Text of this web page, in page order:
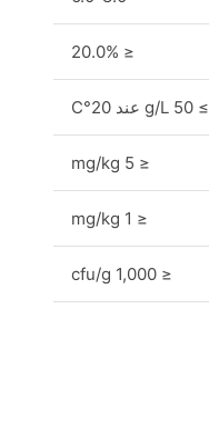
≤ 20.0%
≥ 50 g/L عند 20°C
≤ 5 mg/kg
≤ 1 mg/kg
≤ 1,000 cfu/g